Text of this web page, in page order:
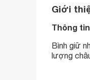
Giới
Thông
Bình giữ
lượng